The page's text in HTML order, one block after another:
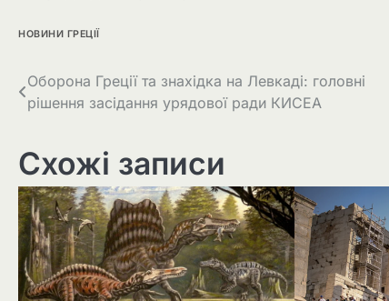
НОВИНИ ГРЕЦІЇ
Оборона Греції та знахідка на Левкаді: головні
рішення засідання урядової ради КИСЕА
Схожі записи